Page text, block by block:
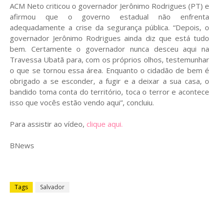
ACM Neto criticou o governador Jerônimo Rodrigues (PT) e
afirmou que o governo estadual não enfrenta
adequadamente a crise da segurança pública. “Depois, o
governador Jerônimo Rodrigues ainda diz que está tudo
bem. Certamente o governador nunca desceu aqui na
Travessa Ubatã para, com os próprios olhos, testemunhar
o que se tornou essa área. Enquanto o cidadão de bem é
obrigado a se esconder, a fugir e a deixar a sua casa, o
bandido toma conta do território, toca o terror e acontece
isso que vocês estão vendo aqui”, concluiu.
Para assistir ao vídeo, clique aqui.
BNews
Tags Salvador